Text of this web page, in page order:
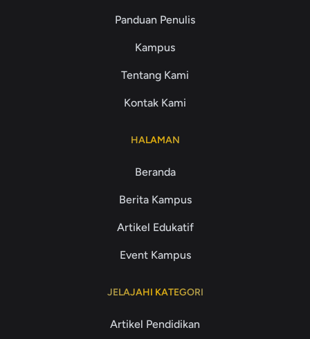
Panduan Penulis
Kampus
Tentang Kami
Kontak Kami
HALAMAN
Beranda
Berita Kampus
Artikel Edukatif
Event Kampus
JELAJAHI KATEGORI
Artikel Pendidikan